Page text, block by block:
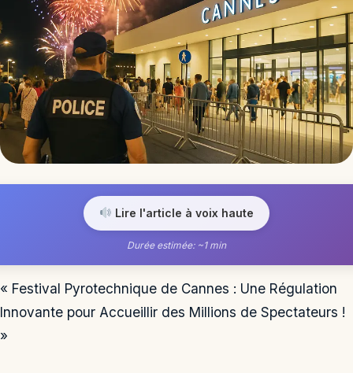
Lire l'article à voix haute
Durée estimée: ~1 min
« Festival Pyrotechnique de Cannes : Une Régulation
Innovante pour Accueillir des Millions de Spectateurs !
»